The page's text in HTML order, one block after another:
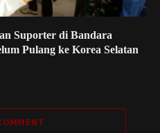
Suporter di Bandara
Pulang ke Korea Selatan